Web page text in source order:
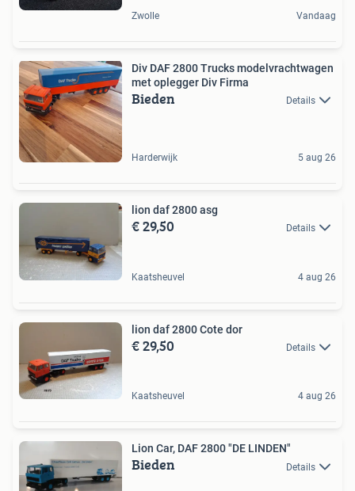
Zwolle Vandaag
Div DAF 2800 Trucks modelvrachtwagen
met oplegger Div Firma
Bieden Details
Harderwijk 5 aug 26
lion daf 2800 asg
€ 29,50 Details
Kaatsheuvel 4 aug 26
lion daf 2800 Cote dor
€ 29,50 Details
Kaatsheuvel 4 aug 26
Lion Car, DAF 2800 "DE LINDEN"
Bieden Details